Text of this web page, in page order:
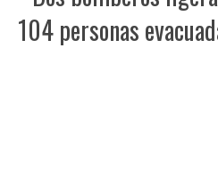
104 personas